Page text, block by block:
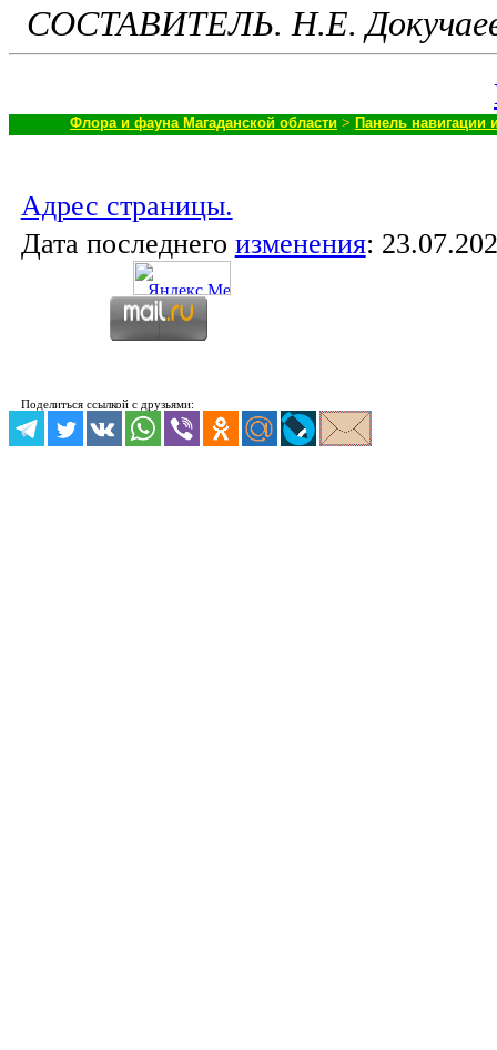
СОСТАВИТЕЛЬ. Н.Е.
Флора и фауна Магаданской области > Панель навигации
Адрес страницы.
Дата последнего изменения:
Поделиться ссылкой с друзьями: